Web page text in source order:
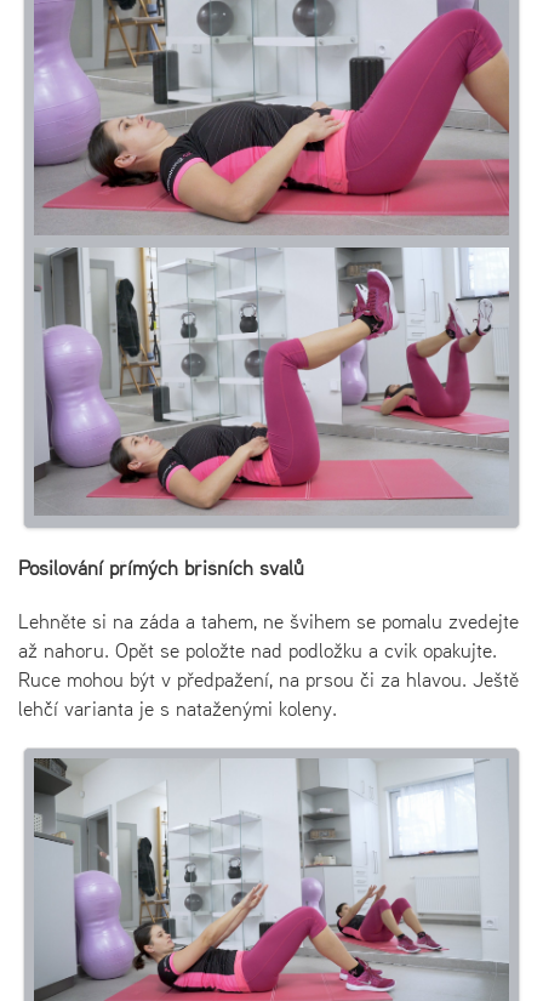
Posilování přímých břišních svalů
Lehněte si na záda a tahem, ne švihem se pomalu zvedejte
až nahoru. Opět se položte nad podložku a cvik opakujte.
Ruce mohou být v předpažení, na prsou či za hlavou. Ještě
lehčí varianta je s nataženými koleny.